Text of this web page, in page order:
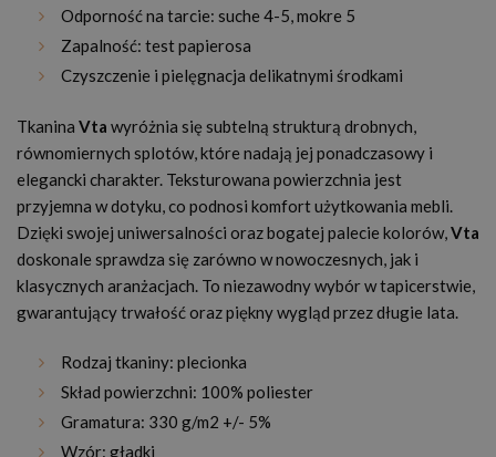
Odporność na tarcie: suche 4-5, mokre 5
Zapalność: test papierosa
Czyszczenie i pielęgnacja delikatnymi środkami
Tkanina Vta wyróżnia się subtelną strukturą drobnych,
równomiernych splotów, które nadają jej ponadczasowy i
elegancki charakter. Teksturowana powierzchnia jest
przyjemna w dotyku, co podnosi komfort użytkowania mebli.
Dzięki swojej uniwersalności oraz bogatej palecie kolorów,Vta
doskonale sprawdza się zarówno w nowoczesnych, jak i
klasycznych aranżacjach. To niezawodny wybór w tapicerstwie,
gwarantujący trwałość oraz piękny wygląd przez długie lata.
Rodzaj tkaniny: plecionka
Skład powierzchni: 100% poliester
Gramatura: 330 g/m2 +/- 5%
Wzór: gładki